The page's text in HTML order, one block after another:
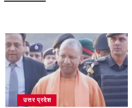
उत्तर प्रदेश